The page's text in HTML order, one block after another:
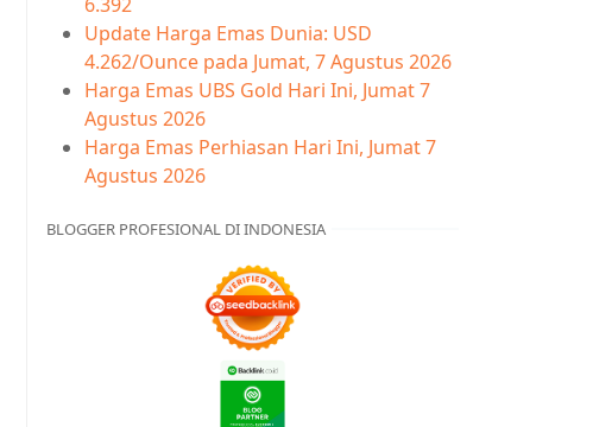
Update Harga Emas Dunia: USD
4.262/Ounce pada Jumat, 7 Agustus 2026
Harga Emas UBS Gold Hari Ini, Jumat 7
Agustus 2026
Harga Emas Perhiasan Hari Ini, Jumat 7
Agustus 2026
BLOGGER PROFESIONAL DI INDONESIA